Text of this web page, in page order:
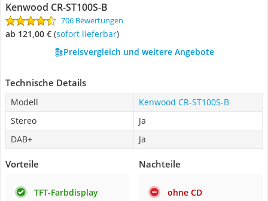
Kenwood CR-ST100S-B
706 Bewertungen
ab 121,00 € ( Sofort lieferbar)
Preisvergleich und weitere Angebote
Technische Details
Modell
Kenwood CR-ST100S-B
Stereo
Ja
DAB+
Ja
Vorteile
TFT-Farbdisplay
Nachteile
ohne CD